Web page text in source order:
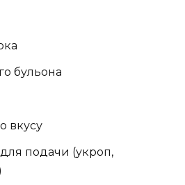
бульона
вкусу
подачи (укроп,